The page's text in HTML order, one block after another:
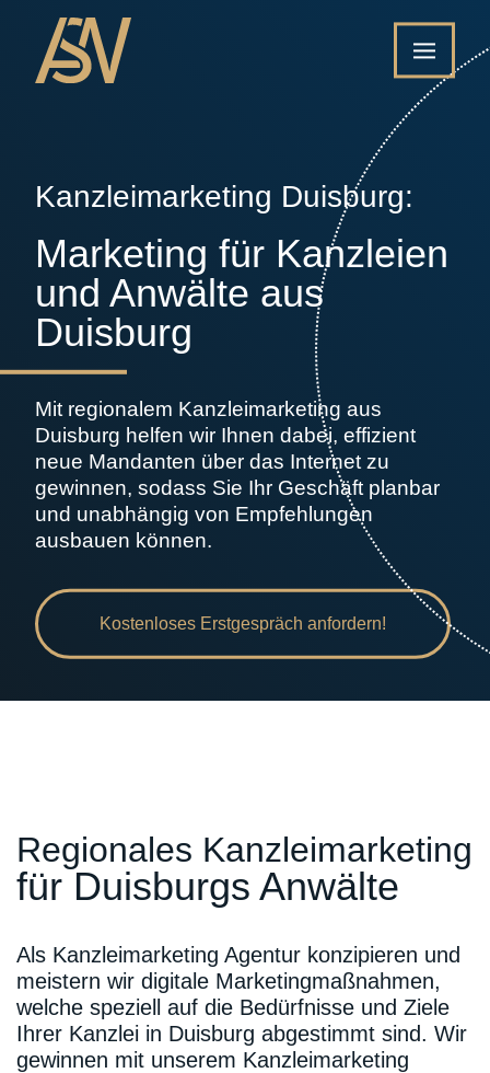
Kanzleimarketing Duisburg:
Marketing für Kanzleien
und Anwälte aus
Duisburg
Mit regionalem Kanzleimarketing aus
Duisburg helfen wir Ihnen dabei, effizient
neue Mandanten über das Internet zu
gewinnen, sodass Sie Ihr Geschäft planbar
und unabhängig von Empfehlungen
ausbauen können.
Kostenloses Erstgespräch anfordern!
Regionales Kanzleimarketing
für Duisburgs Anwälte
Als Kanzleimarketing Agentur konzipieren und
meistern wir digitale Marketingmaßnahmen,
welche speziell auf die Bedürfnisse und Ziele
Ihrer Kanzlei in Duisburg abgestimmt sind. Wir
gewinnen mit unserem Kanzleimarketing